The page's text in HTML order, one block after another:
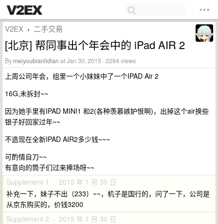
V2EX › 二手交易
[北京] 帮同事出个年会中的 iPad AIR 2
By meiyoubianlidian at Jan 30, 2015 · 2294 views
上周公司年会，组里一个小妹妹中了一个IPAD Air 2
16G,未拆封~~
因为她手里有IPAD MINI1 和2(各种羡慕嫉妒恨啊)，出掉这个air换些
银子好回家过年~~
不造现在全新IPAD AIR2多少钱~~~
可酌情自刀~~
有意向的筒子们过来捧场呀~~
Supplement 1 · 2015 年 1 月 30 日
补充一下，妹子不出（233）~~，机子是国行的，问了一下，公司是
从京东购买的，价钱3200
Supplement 2 · 2015 年 1 月 30 日